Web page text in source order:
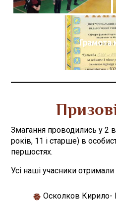
Грамота
Змагання проводились у 2
років, 11 і старше) в
першостях.
Усі наші учасники отримали
Осколков Кирило-